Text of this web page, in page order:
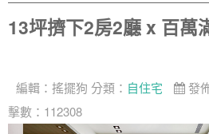
13坪擠下2房2廳 x 百萬
編輯： 搖擺狗 分類： 自住宅 發
擊數：112308
如何使用點一點
我要裝潢
案例分享
類型
人氣推薦